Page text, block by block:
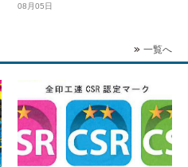
08月05日
一覧へ